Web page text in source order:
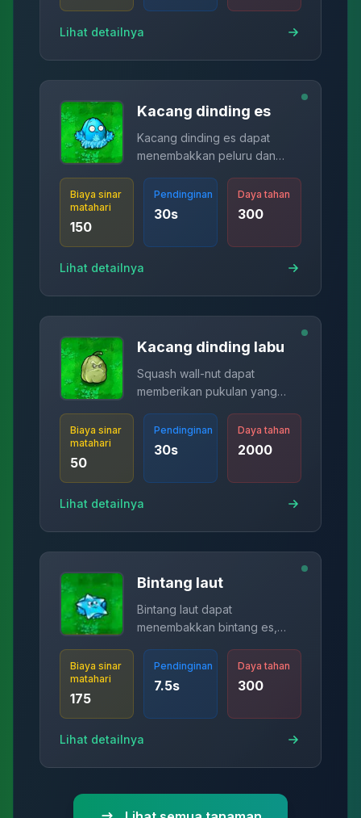
Lihat detailnya
Kacang dinding es
Kacang dinding es dapat
menembakkan peluru dan
Biaya sinar
matahari
150
Pendinginan
30s
Daya tahan
300
Lihat detailnya
Kacang dinding labu
Squash wall-nut dapat
memberikan pukulan yang
Biaya sinar
matahari
50
Pendinginan
30s
Daya tahan
2000
Lihat detailnya
Bintang laut
Bintang laut dapat
menembakkan bintang es,
jumlah peluru bertambah satu
(maksimum 5).
Biaya sinar
matahari
175
Pendinginan
7.5s
Daya tahan
300
Lihat detailnya